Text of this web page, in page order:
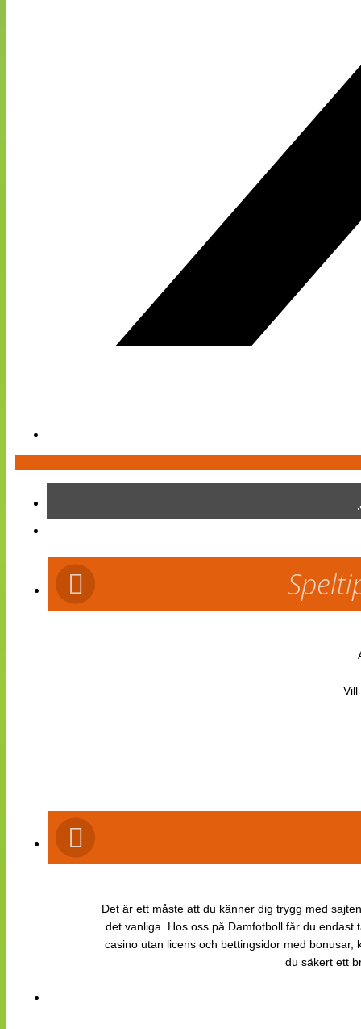
Vill
Det är ett måste att du känner dig trygg med
det vanliga. Hos oss på Damfotboll får du
casino utan licens och bettingsidor med
du säkert ett